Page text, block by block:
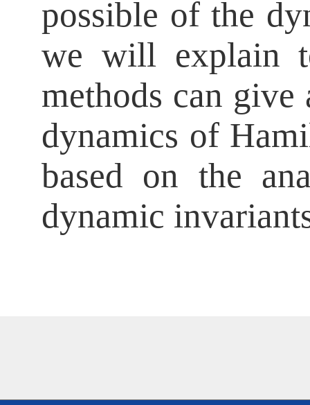
possible of the
we will explain
methods can
dynamics of
based on the
dynamic